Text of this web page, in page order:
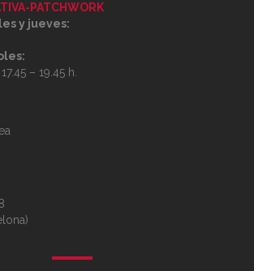
PATCHWORK
y jueves:
– 19.45 h.